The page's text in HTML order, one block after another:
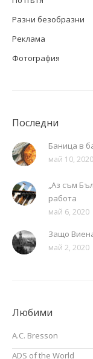
Разни безобразни
Реклама
Фотография
Последни
Баница в
май 10, 2020
„Аз съм
работа
май 6, 2020
Защо
май 2, 2020
Любими
A.C. Bresson
ADS of the World